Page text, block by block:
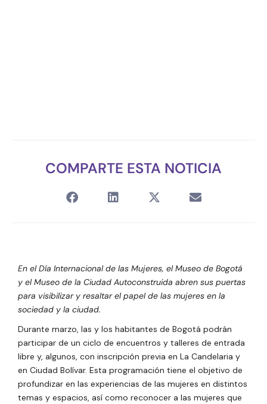
COMPARTE ESTA NOTICIA
En el Día Internacional de las Mujeres, el Museo de Bogotá
y el Museo de la Ciudad Autoconstruida abren sus puertas
para visibilizar y resaltar el papel de las mujeres en la
sociedad y la ciudad.
Durante marzo, las y los habitantes de Bogotá podrán
participar de un ciclo de encuentros y talleres de entrada
libre y, algunos, con inscripción previa en La Candelaria y
en Ciudad Bolívar. Esta programación tiene el objetivo de
profundizar en las experiencias de las mujeres en distintos
temas y espacios, así como reconocer a las mujeres que